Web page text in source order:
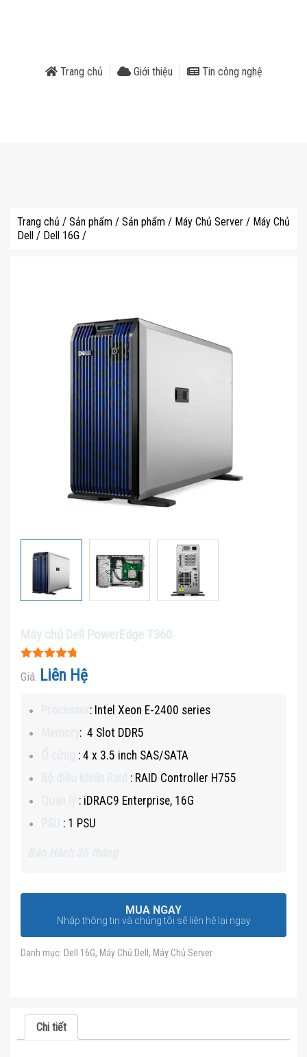
Trang chủ Giới thiệu Tin công nghệ
Trang chủ / Sản phẩm / Sản phẩm / Máy Chủ Server / Máy Chủ
Dell / Dell 16G /
Được xếp
hạng4.75
Giá: Liên Hệ
: Intel Xeon E-2400 series
: 4 Slot DDR5
: 4 x 3.5 inch SAS/SATA
: RAID Controller H755
: iDRAC9 Enterprise, 16G
: 1 PSU
MUA NGAY
Nhập thông tin và chúng tôi sẽ liên hệ lại ngay
Danh mục: Dell 16G, Máy Chủ Dell , Máy Chủ Server
Chi tiết